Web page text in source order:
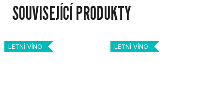
SOUVISEJÍCÍ PRODUKTY
LETNÍ VÍNO LETNÍ VÍNO